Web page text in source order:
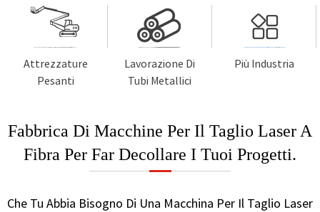
Attrezzature
Pesanti
Lavorazione Di
Tubi Metallici
Più Industria
Fabbrica Di Macchine Per Il Taglio Laser A
Fibra Per Far Decollare I Tuoi Progetti.
Che Tu Abbia Bisogno Di Una Macchina Per Il Taglio Laser